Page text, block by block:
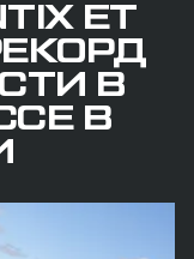
ET
В
В